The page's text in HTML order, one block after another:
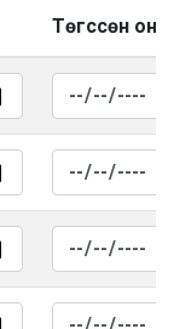
Төгссөн он,